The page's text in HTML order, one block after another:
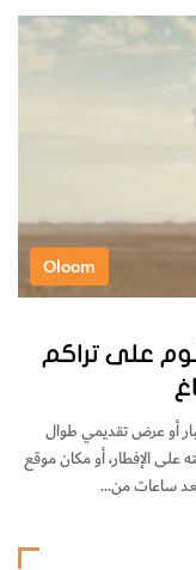
Oloom
على تراكم
أو عرض تقديمي طوال
على الإفطار، أو مكان موقع
بعد ساعات من…